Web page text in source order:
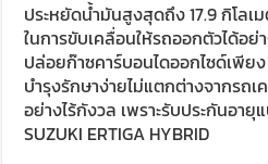
ประหยัดน้ำมันสูงสุดถึง 17.9 กิโลเ
ในการขับเคลื่อนให้รถออกตัวได้อ
ปล่อยก๊าซคาร์บอนไดออกไซด์เพีย
บำรุงรักษาง่ายไม่แตกต่างจากรถเ
อย่างไร้กังวล เพราะรับประกันอา
SUZUKI ERTIGA HYBRID